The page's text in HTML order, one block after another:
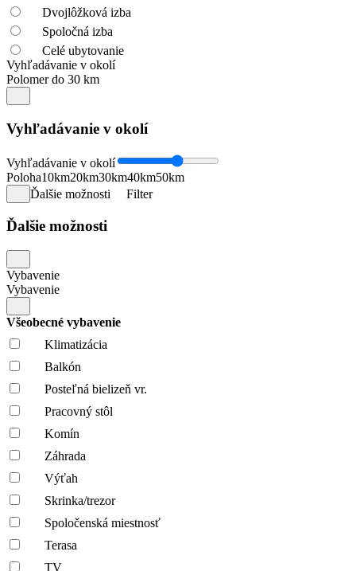
Dvojlôžková izba
Spoločná izba
Celé ubytovanie
Vyhľadávanie v okolí
Polomer do 30 km
Vyhľadávanie v okolí
Vyhľadávanie v okolí
Poloha10km20km30km40km50km
Ďalšie možnosti
Filter
Ďalšie možnosti
Vybavenie
Vybavenie
Všeobecné vybavenie
Klimatizácia
Balkón
Posteľná bielizeň vr.
Pracovný stôl
Komín
Záhrada
Výťah
Skrinka/trezor
Spoločenská miestnosť
Terasa
TV